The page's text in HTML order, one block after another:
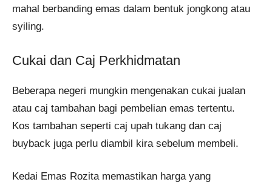
mahal berbanding emas dalam bentuk jongkong atau
syiling.
Cukai dan Caj Perkhidmatan
Beberapa negeri mungkin mengenakan cukai jualan
atau caj tambahan bagi pembelian emas tertentu.
Kos tambahan seperti caj upah tukang dan caj
buyback juga perlu diambil kira sebelum membeli.
Kedai Emas Rozita memastikan harga yang